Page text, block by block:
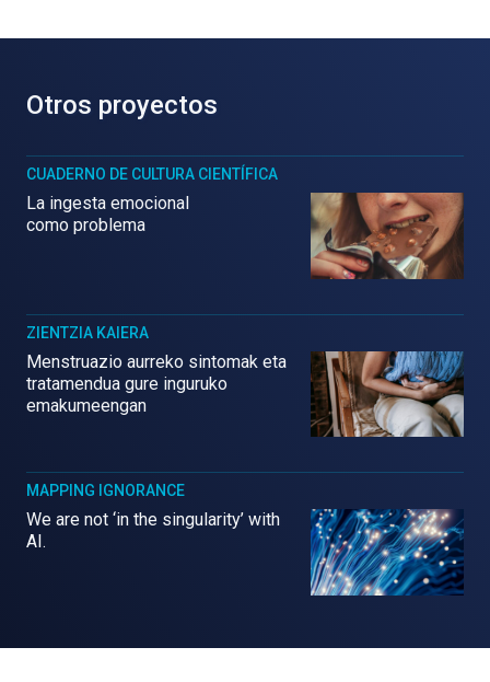
Otros proyectos
CUADERNO DE CULTURA CIENTÍFICA
La ingesta emocional
como problema
ZIENTZIA KAIERA
Menstruazio aurreko sintomak eta
tratamendua gure inguruko
emakumeengan
MAPPING IGNORANCE
We are not ‘in the singularity’ with
AI.